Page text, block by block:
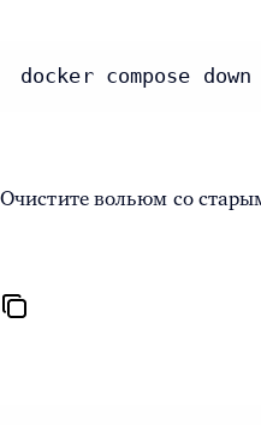
docker compose down
Очистите вольюм со